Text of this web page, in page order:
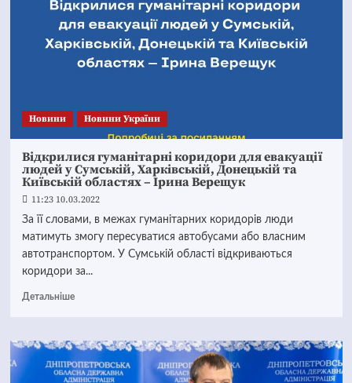
Новини Новини України
Відкрилися гуманітарні коридори для евакуації
людей у Сумській, Харківській, Донецькій та
Київській областях – Ірина Верещук
11:23 10.03.2022
За її словами, в межах гуманітарних коридорів люди
матимуть змогу пересуватися автобусами або власним
автотранспортом. У Сумській області відкриваються
коридори за...
Детальніше